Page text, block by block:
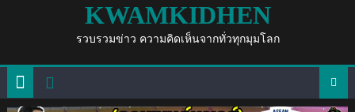
KWAMKIDHEN
รวบรวมข่าว ความคิดเห็นจากทั่วทุกมุมโลก